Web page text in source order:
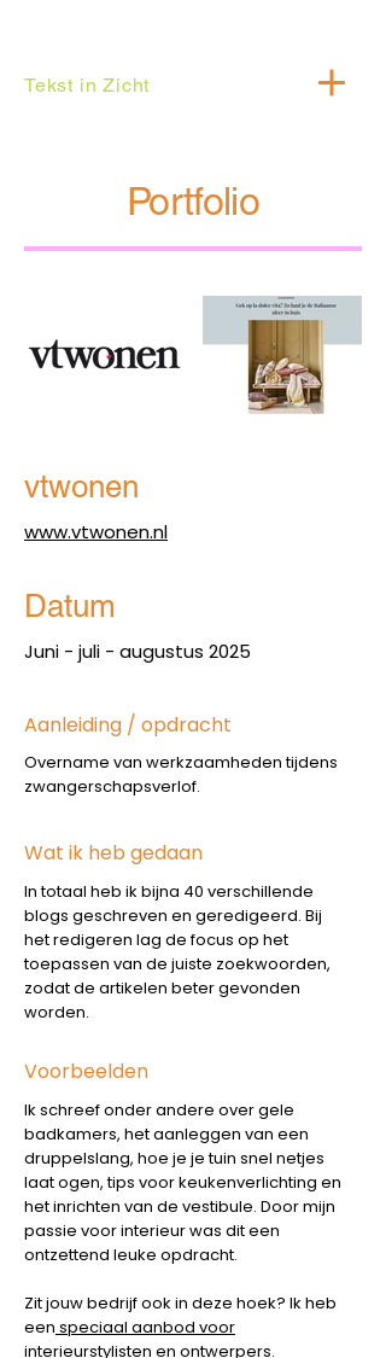
Tekst in Zicht
Portfolio
vtwonen
www.vtwonen.nl
Datum
Juni - juli - augustus 2025
Aanleiding / opdracht
Overname van werkzaamheden tijdens
zwangerschapsverlof.
Wat ik heb gedaan
In totaal heb ik bijna 40 verschillende
blogs geschreven en geredigeerd. Bij
het redigeren lag de focus op het
toepassen van de juiste zoekwoorden,
zodat de artikelen beter gevonden
worden.
Voorbeelden
Ik schreef onder andere over gele
badkamers, het aanleggen van een
druppelslang, hoe je je tuin snel netjes
laat ogen, tips voor keukenverlichting en
het inrichten van de vestibule. Door mijn
passie voor interieur was dit een
ontzettend leuke opdracht.
Zit jouw bedrijf ook in deze hoek? Ik heb
een speciaal aanbod voor
interieurstylisten en ontwerpers.